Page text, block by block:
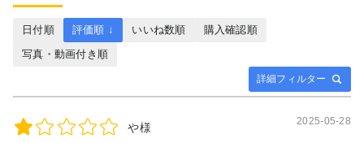
詳細フィルター
日付順 評価順 ↓ いいね数順
購入確認順
写真・動画付き順
や様 2025-05-28